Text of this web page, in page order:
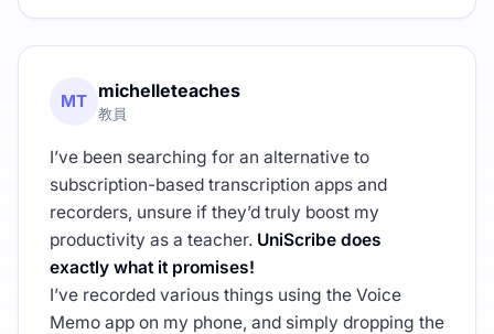
MT michelleteaches
教員
I’ve been searching for an alternative to
subscription-based transcription apps and
recorders, unsure if they’d truly boost my
productivity as a teacher. UniScribe does
exactly what it promises!
I’ve recorded various things using the Voice
Memo app on my phone, and simply dropping the